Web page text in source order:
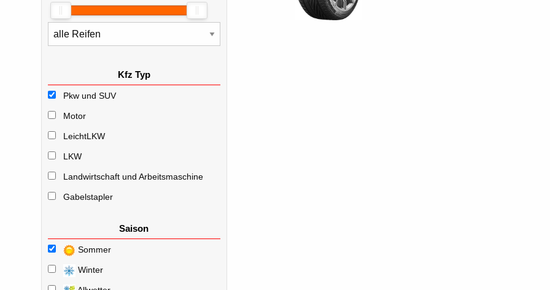
Kfz Typ
Pkw und SUV
Motor
LeichtLKW
LKW
Landwirtschaft und Arbeitsmaschine
Gabelstapler
Saison
Sommer
Winter